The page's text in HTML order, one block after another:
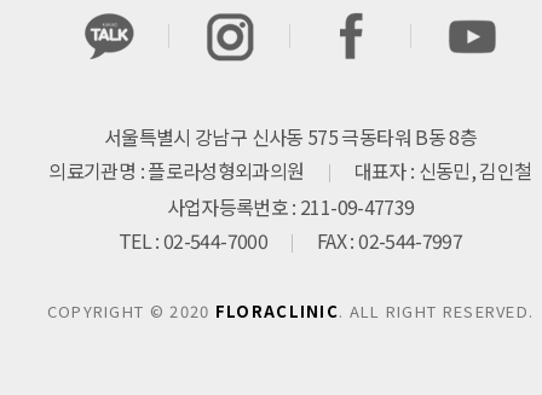
서울특별시 강남구 신사동 575 극동타워 B동 8층
의료기관명 : 플로라성형외과의원
대표자 : 신동민, 김인철
사업자등록번호 : 211-09-47739
TEL : 02-544-7000
FAX : 02-544-7997
COPYRIGHT © 2020 FLORACLINIC. ALL RIGHT RESERVED.